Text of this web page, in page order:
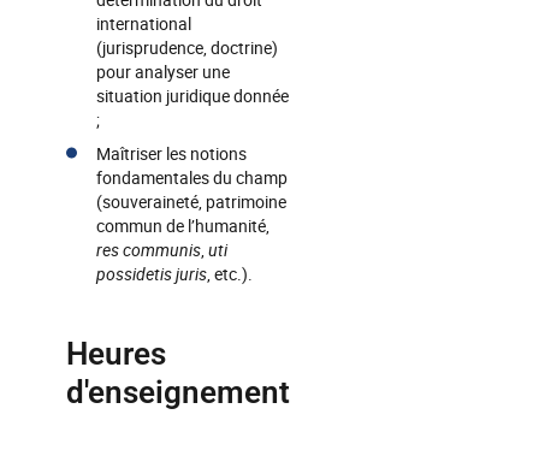
international
(jurisprudence, doctrine)
pour analyser une
situation juridique donnée
;
Maîtriser les notions
fondamentales du champ
(souveraineté, patrimoine
commun de l’humanité,
res communis,uti
possidetis juris, etc.).
Heures
d'enseignement